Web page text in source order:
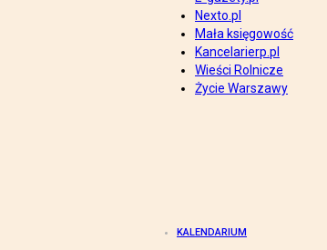
Nexto.pl
Mała księgowość
Kancelarierp.pl
Wieści Rolnicze
Życie Warszawy
KALENDARIUM